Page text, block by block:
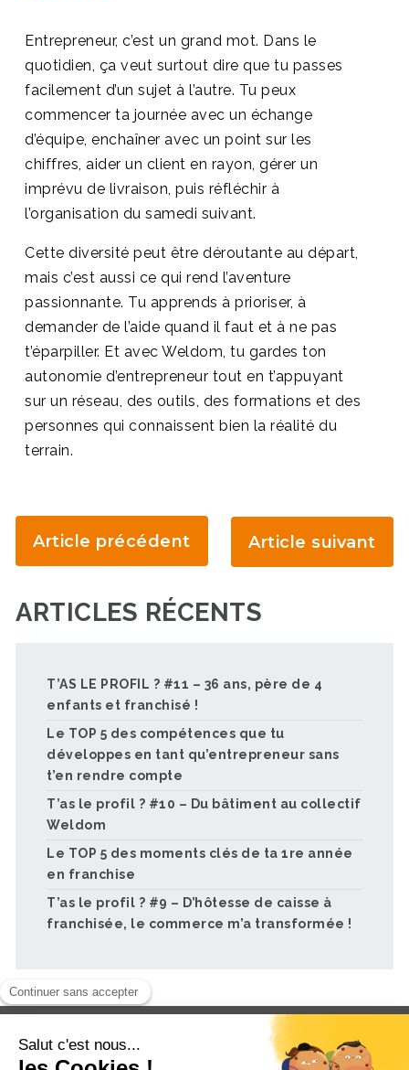
Entrepreneur, c’est un grand mot. Dans le
quotidien, ça veut surtout dire que tu passes
facilement d’un sujet à l’autre. Tu peux
commencer ta journée avec un échange
d’équipe, enchaîner avec un point sur les
chiffres, aider un client en rayon, gérer un
imprévu de livraison, puis réfléchir à
l’organisation du samedi suivant.
Cette diversité peut être déroutante au départ,
mais c’est aussi ce qui rend l’aventure
passionnante. Tu apprends à prioriser, à
demander de l’aide quand il faut et à ne pas
t’éparpiller. Et avec Weldom, tu gardes ton
autonomie d’entrepreneur tout en t’appuyant
sur un réseau, des outils, des formations et des
personnes qui connaissent bien la réalité du
terrain.
Article précédent Article suivant
ARTICLES RÉCENTS
T’AS LE PROFIL ? #11 – 36 ans, père de 4
enfants et franchisé !
Le TOP 5 des compétences que tu
développes en tant qu’entrepreneur sans
t’en rendre compte
T’as le profil ? #10 – Du bâtiment au collectif
Weldom
Le TOP 5 des moments clés de ta 1re année
en franchise
T’as le profil ? #9 – D’hôtesse de caisse à
franchisée, le commerce m’a transformée !